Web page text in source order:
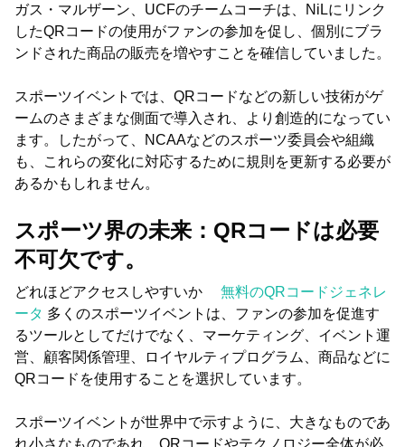
ガス・マルザーン、UCFのチームコーチは、NiLにリンク
したQRコードの使用がファンの参加を促し、個別にブラ
ンドされた商品の販売を増やすことを確信していました。
スポーツイベントでは、QRコードなどの新しい技術がゲ
ームのさまざまな側面で導入され、より創造的になってい
ます。したがって、NCAAなどのスポーツ委員会や組織
も、これらの変化に対応するために規則を更新する必要が
あるかもしれません。
スポーツ界の未来：QRコードは必要
不可欠です。
どれほどアクセスしやすいか 無料のQRコードジェネレ
ータ 多くのスポーツイベントは、ファンの参加を促進す
るツールとしてだけでなく、マーケティング、イベント運
営、顧客関係管理、ロイヤルティプログラム、商品などに
QRコードを使用することを選択しています。
スポーツイベントが世界中で示すように、大きなものであ
れ小さなものであれ、QRコードやテクノロジー全体が必